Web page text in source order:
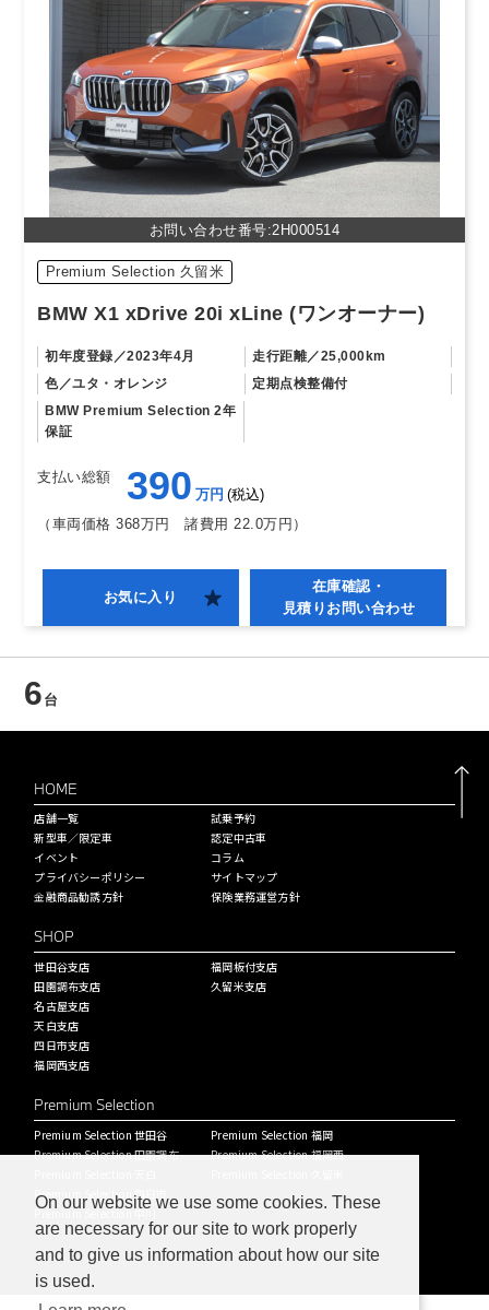
お問い合わせ番号:2H000514
Premium Selection 久留米
BMW X1 xDrive 20i xLine (ワンオーナー)
初年度登録 2023年4月 走行距離
25,000km
色
ユタ・オレンジ
定期点検整備付
BMW Premium Selection 2年
保証
支払い総額 390 万円
税込
（車両価格 368万円
諸費用 22.0万円）
お気に入り
在庫確認・
見積りお問い合わせ
6 台
HOME
店舗一覧
新型車／限定車
イベント
プライバシーポリシー
金融商品勧誘方針
試乗予約
認定中古車
コラム
サイトマップ
保険業務運営方針
SHOP
世田谷支店
田園調布支店
名古屋支店
天白支店
四日市支店
福岡西支店
福岡板付支店
久留米支店
Premium Selection
Premium Selection 世田谷
Premium Selection 田園調布
Premium Selection 四日市
Premium Selection 中川
Premium Selection 福岡
Premium Selection 福岡西
On our website we use some cookies. These
are necessary for our site to work properly
and to give us information about how our site
is used.